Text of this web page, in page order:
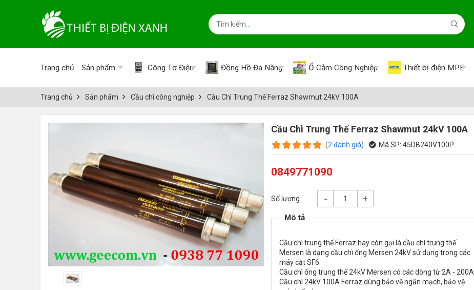
Trang chủ Sản phẩm Công Tơ Điện Đồng Hồ Đa Năng Ổ Cắm Công Nghiệp Thiết bị điện MPE
Trang chủ Sản phẩm Cầu chì công nghiệp Cầu Chì Trung Thế Ferraz Shawmut 24kV 100A
Cầu Chì Trung Thế Ferraz Shawmut 24kV 100A
(2đánh giá) Mã SP: 45DB240V100P
0849771090
Số lượng - +
Cầu chì trung thế Ferraz hay còn gọi là cầu chì trung thế
Mersen là dạng cầu chì ống Mersen 24kV sử dụng trong các
máy cắt SF6.
Cầu chì ống trung thế 24kV Mersen có các dòng từ 2A - 200A
Cầu chì 24kV 100A Ferraz dùng bảo vệ ngắn mạch, bảo vệ